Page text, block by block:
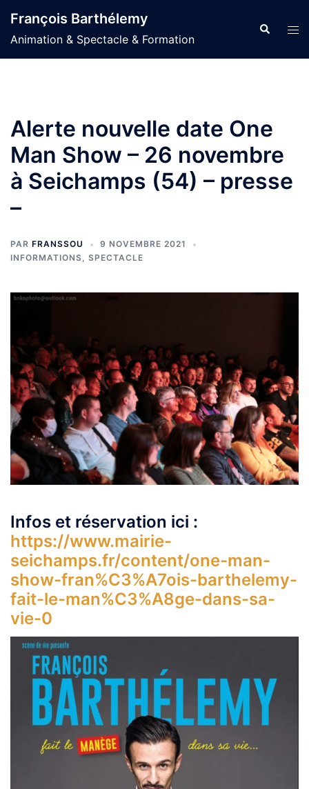
au
contenu
François Barthélemy
Animation & Spectacle & Formation
Alerte nouvelle date One
Man Show – 26 novembre
à Seichamps (54) – presse
–
PAR FRANSSOU
9 NOVEMBRE 2021
INFORMATIONS, SPECTACLE
Infos et réservation ici :
https://www.mairie-
seichamps.fr/content/one-man-
show-fran%C3%A7ois-barthelemy-
fait-le-man%C3%A8ge-dans-sa-
vie-0